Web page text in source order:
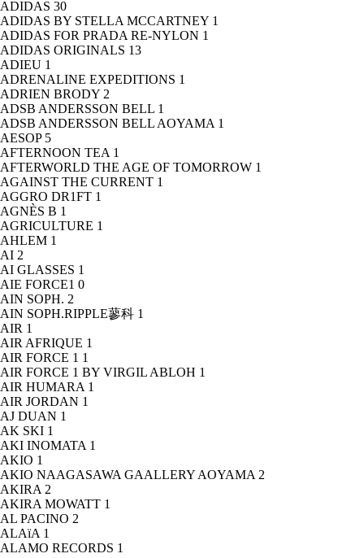
ADIDAS 30
ADIDAS BY STELLA MCCARTNEY 1
ADIDAS FOR PRADA RE-NYLON 1
ADIDAS ORIGINALS 13
ADIEU 1
ADRENALINE EXPEDITIONS 1
ADRIEN BRODY 2
ADSB ANDERSSON BELL 1
ADSB ANDERSSON BELL AOYAMA 1
AESOP 5
AFTERNOON TEA 1
AFTERWORLD THE AGE OF TOMORROW 1
AGAINST THE CURRENT 1
AGGRO DR1FT 1
AGNÈS B 1
AGRICULTURE 1
AHLEM 1
AI 2
AI GLASSES 1
AIE FORCE1 0
AIN SOPH. 2
AIN SOPH.RIPPLE蓼科 1
AIR 1
AIR AFRIQUE 1
AIR FORCE 1 1
AIR FORCE 1 BY VIRGIL ABLOH 1
AIR HUMARA 1
AIR JORDAN 1
AJ DUAN 1
AK SKI 1
AKI INOMATA 1
AKIO 1
AKIO NAAGASAWA GAALLERY AOYAMA 2
AKIRA 2
AKIRA MOWATT 1
AL PACINO 2
ALAïA 1
ALAMO RECORDS 1